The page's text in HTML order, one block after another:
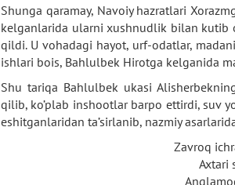
Shunga qaramay, Navoiy hazratlari
kelganlarida ularni xushnudlik bilan kutib
qildi. U vohadagi hayot, urf-odatlar,
ishlari bois, Bahlulbek Hirotga kelganida
Shu tariqa Bahlulbek ukasi
qilib, ko’plab inshootlar barpo ettirdi, suv
eshitganlaridan ta’sirlanib, nazmiy
Zavroq
Axtari